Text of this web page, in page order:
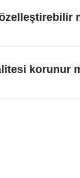
korunur